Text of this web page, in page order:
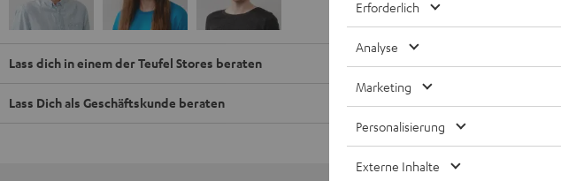
Lass dich in einem der Teufel Stores beraten
Lass Dich als Geschäftskunde beraten
Erforderlich
Analyse
Marketing
Personalisierung
Externe Inhalte